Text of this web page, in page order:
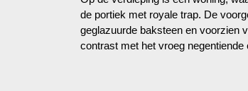
de portiek met royale trap. De
geglazuurde baksteen en voorzien
contrast met het vroeg